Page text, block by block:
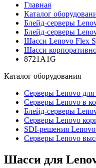
Главная
Каталог
Блейд-серверы
Блейд-серверы
Шасси Lenovo Flex
Шасси
8721A1G
Каталог оборудования
Серверы Lenovo
Серверы Lenovo в
Блейд-серверы
Cерверы Lenovo
SDI-решения
Серверы Lenovo
Шасси для